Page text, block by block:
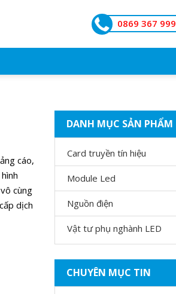
0869 367 999
cáo,
cùng
dịch
DANH MỤC SẢN PHẨM
Card truyền tín hiệu
Module Led
Nguồn điện
Vật tư phụ nghành LED
CHUYÊN MỤC TIN